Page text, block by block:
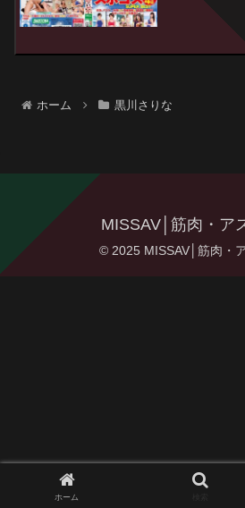
水球など多
スポーツ女
ホーム 黒川さりな
MISSAV│筋肉・ア
© 2025 MISSAV│筋肉・
ホーム